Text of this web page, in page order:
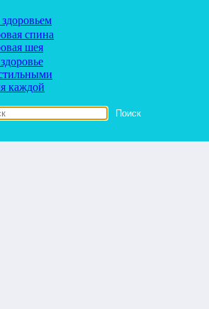
спина
шея
каждой